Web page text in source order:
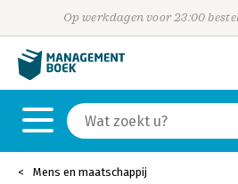
Op werkdagen voor 23:00
Mens en maatschappij